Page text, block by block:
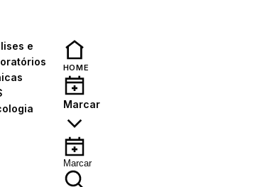
e
HOME
Marcar
Marcar